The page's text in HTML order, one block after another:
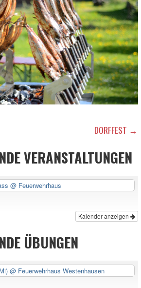
DORFFEST →
VERANSTALTUNGEN
@ Feuerwehrhaus
Kalender anzeigen
ÜBUNGEN
@ Feuerwehrhaus Westenhausen